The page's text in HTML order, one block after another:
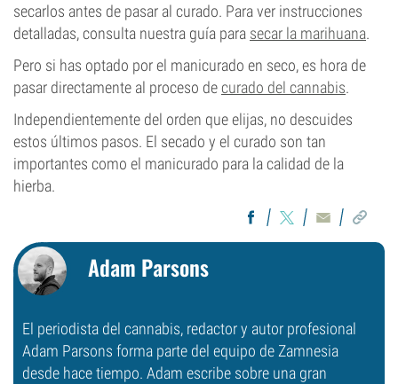
secarlos antes de pasar al curado. Para ver instrucciones
detalladas, consulta nuestra guía para secar la marihuana.
Pero si has optado por el manicurado en seco, es hora de
pasar directamente al proceso decurado del cannabis.
Independientemente del orden que elijas, no descuides
estos últimos pasos. El secado y el curado son tan
importantes como el manicurado para la calidad de la
hierba.
Adam Parsons
El periodista del cannabis, redactor y autor profesional
Adam Parsons forma parte del equipo de Zamnesia
desde hace tiempo. Adam escribe sobre una gran